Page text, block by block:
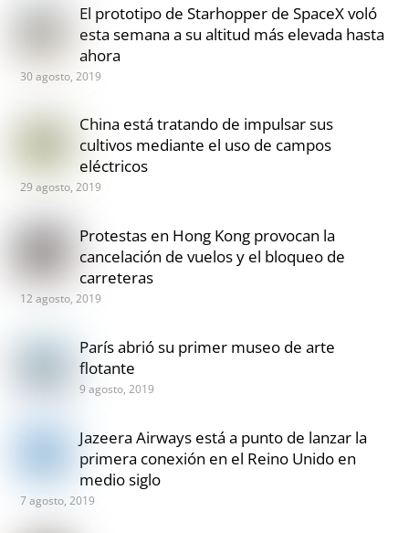
El prototipo de Starhopper de SpaceX voló
esta semana a su altitud más elevada hasta
ahora
30 agosto, 2019
China está tratando de impulsar sus
cultivos mediante el uso de campos
eléctricos
29 agosto, 2019
Protestas en Hong Kong provocan la
cancelación de vuelos y el bloqueo de
carreteras
12 agosto, 2019
París abrió su primer museo de arte
flotante
9 agosto, 2019
Jazeera Airways está a punto de lanzar la
primera conexión en el Reino Unido en
medio siglo
7 agosto, 2019